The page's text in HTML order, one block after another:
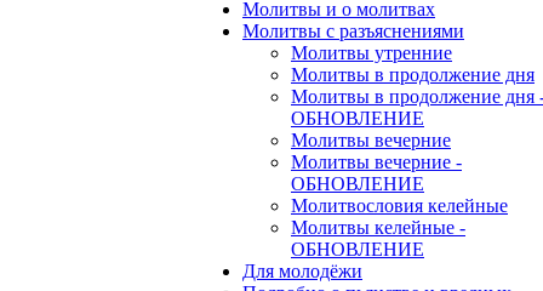
Молитвы и о молитвах
Молитвы с разъяснениями
Молитвы утренние
Молитвы в продолжение дня
Молитвы в продолжение дня
ОБНОВЛЕНИЕ
Молитвы вечерние
Молитвы вечерние -
ОБНОВЛЕНИЕ
Молитвословия келейные
Молитвы келейные -
ОБНОВЛЕНИЕ
Для молодёжи